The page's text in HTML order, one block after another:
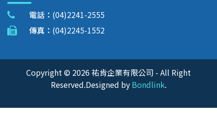
電話： (04)2241-2555
傳真： (04)2245-1552
Copyright © 2026 祐肯企業有限公司 - All Right
Reserved.Designed by Bondlink.